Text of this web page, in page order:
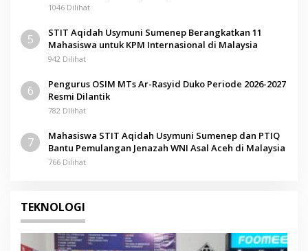
1046 Dilihat
5
STIT Aqidah Usymuni Sumenep Berangkatkan 11
Mahasiswa untuk KPM Internasional di Malaysia
942 Dilihat
6
Pengurus OSIM MTs Ar-Rasyid Duko Periode 2026-2027
Resmi Dilantik
782 Dilihat
7
Mahasiswa STIT Aqidah Usymuni Sumenep dan PTIQ
Bantu Pemulangan Jenazah WNI Asal Aceh di Malaysia
766 Dilihat
TEKNOLOGI